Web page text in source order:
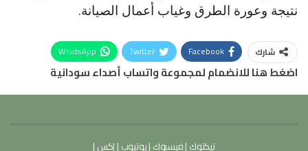
نتيجة وعورة الطرق وغياب أعمال الصيانة.
شارك Facebook
Twitter
WhatsApp
اضغط هنا للانضمام لمجموعة واتساب أصداء سودانية
تيكتوك |فيسبوك |يوتيوب | إكس |